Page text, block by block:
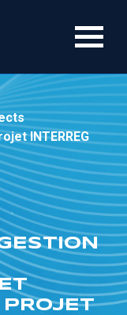
INTERREG
PROJET